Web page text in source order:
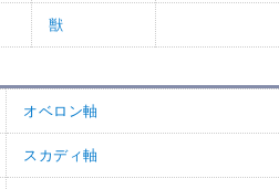
獣
オベロン軸
スカディ軸